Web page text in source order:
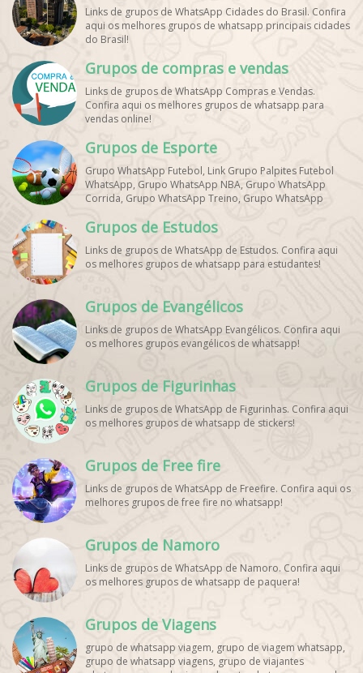
Links de grupos de WhatsApp Cidades do Brasil. Confira
aqui os melhores grupos de whatsapp principais cidades
do Brasil!
Grupos de compras e vendas
Links de grupos de WhatsApp Compras e Vendas.
Confira aqui os melhores grupos de whatsapp para
vendas online!
Grupos de Esporte
Grupo WhatsApp Futebol, Link Grupo Palpites Futebol
WhatsApp, Grupo WhatsApp NBA, Grupo WhatsApp
Corrida, Grupo WhatsApp Treino, Grupo WhatsApp
WhatsApp, Grupo de Torcedores [Nome do Time]
WhatsApp, Link de Grupos de Esporte Grátis, Grupo
WhatsApp Dicas de Treino, Grupo WhatsApp Futebol Ao
Vivo. Grupo WhatsApp Esporte, Grupos de Esporte
WhatsApp Esporte, Grupo WhatsApp Futebol, Link Grupo
Palpites Futebol WhatsApp, Grupo WhatsApp NBA,
Grupos de Estudos
Links de grupos de WhatsApp de Estudos. Confira aqui
os melhores grupos de whatsapp para estudantes!
Grupos de Evangélicos
Links de grupos de WhatsApp Evangélicos. Confira aqui
os melhores grupos evangélicos de whatsapp!
Grupos de Figurinhas
Links de grupos de WhatsApp de Figurinhas. Confira aqui
os melhores grupos de whatsapp de stickers!
Grupos de Free fire
Links de grupos de WhatsApp de Freefire. Confira aqui os
melhores grupos de free fire no whatsapp!
Grupos de Namoro
Links de grupos de WhatsApp de Namoro. Confira aqui
os melhores grupos de whatsapp de paquera!
Grupos de Viagens
grupo de whatsapp viagem, grupo de viagem whatsapp,
grupo de whatsapp viagens, grupo de viajantes